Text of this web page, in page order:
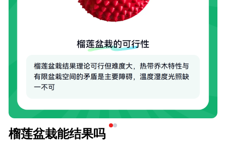
榴莲盆栽能结果吗